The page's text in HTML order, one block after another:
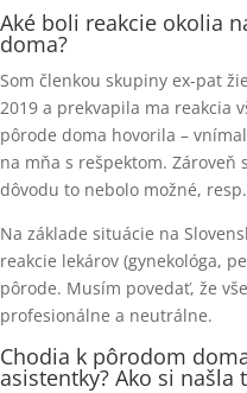
Aké boli reakcie okolia
doma?
Som členkou skupiny ex-pat
2019 a prekvapila ma reakcia
pôrode doma hovorila –
na mňa s rešpektom.
dôvodu to nebolo možné,
Na základe situácie na
reakcie lekárov (gynekológa,
pôrode. Musím povedať, že
profesionálne a neutrálne.
Chodia k pôrodom
asistentky? Ako si našla